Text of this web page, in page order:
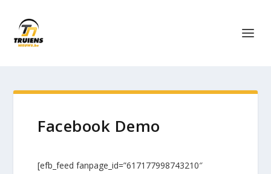
Facebook Demo
[efb_feed fanpage_id=”617177998743210″